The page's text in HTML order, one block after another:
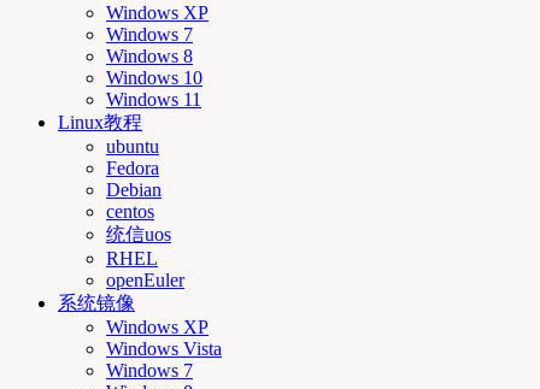
Windows XP
Windows 7
Windows 8
Windows 10
Windows 11
Linux教程
ubuntu
Fedora
Debian
centos
统信uos
RHEL
openEuler
系统镜像
Windows XP
Windows Vista
Windows 7